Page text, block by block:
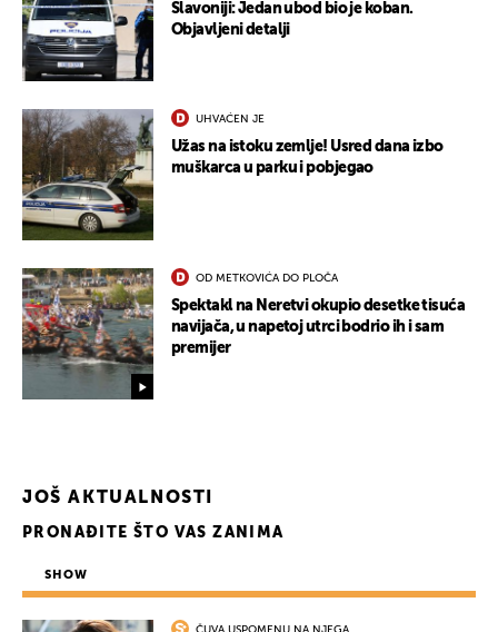
Slavoniji: Jedan ubod bio je koban.
Objavljeni detalji
UHVAĆEN JE
Užas na istoku zemlje! Usred dana izbo
muškarca u parku i pobjegao
OD METKOVIĆA DO PLOČA
Spektakl na Neretvi okupio desetke tisuća
navijača, u napetoj utrci bodrio ih i sam
premijer
JOŠ AKTUALNOSTI
PRONAĐITE ŠTO VAS ZANIMA
SHOW